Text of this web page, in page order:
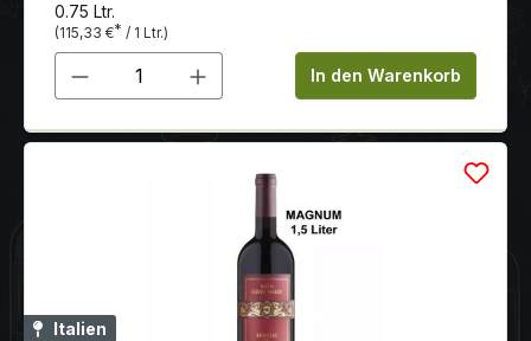
0.75 Ltr.
(115,33 €* / 1 Ltr.)
Produkt Anzahl: Gib denIn den Warenkorb
Italien